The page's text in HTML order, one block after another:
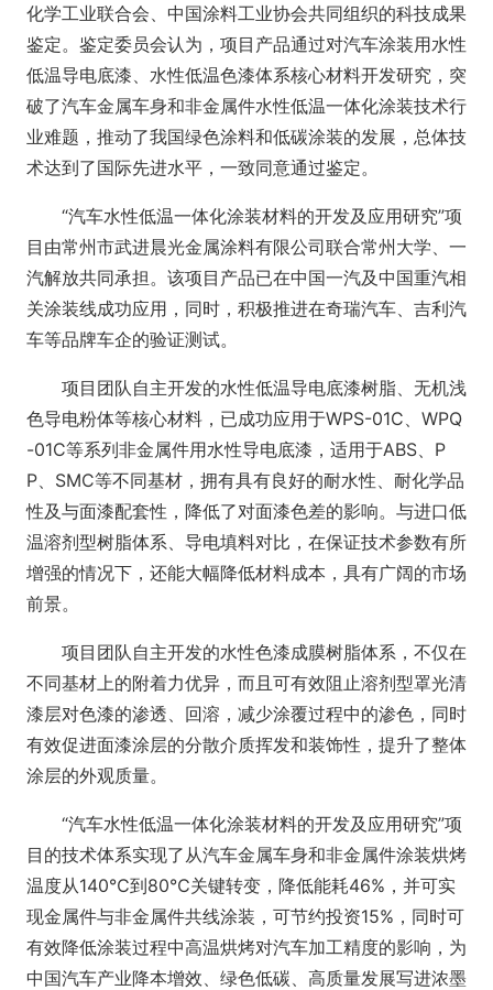
化学工业联合会、中国涂料工业协会共同组织的科技成果
鉴定。鉴定委员会认为，项目产品通过对汽车涂装用水性
低温导电底漆、水性低温色漆体系核心材料开发研究，突
破了汽车金属车身和非金属件水性低温一体化涂装技术行
业难题，推动了我国绿色涂料和低碳涂装的发展，总体技
术达到了国际先进水平，一致同意通过鉴定。
“汽车水性低温一体化涂装材料的开发及应用研究”项
目由常州市武进晨光金属涂料有限公司联合常州大学、一
汽解放共同承担。该项目产品已在中国一汽及中国重汽相
关涂装线成功应用，同时，积极推进在奇瑞汽车、吉利汽
车等品牌车企的验证测试。
项目团队自主开发的水性低温导电底漆树脂、无机浅
色导电粉体等核心材料，已成功应用于WPS-01C、WPQ
-01C等系列非金属件用水性导电底漆，适用于ABS、P
P、SMC等不同基材，拥有具有良好的耐水性、耐化学品
性及与面漆配套性，降低了对面漆色差的影响。与进口低
温溶剂型树脂体系、导电填料对比，在保证技术参数有所
增强的情况下，还能大幅降低材料成本，具有广阔的市场
前景。
项目团队自主开发的水性色漆成膜树脂体系，不仅在
不同基材上的附着力优异，而且可有效阻止溶剂型罩光清
漆层对色漆的渗透、回溶，减少涂覆过程中的渗色，同时
有效促进面漆涂层的分散介质挥发和装饰性，提升了整体
涂层的外观质量。
“汽车水性低温一体化涂装材料的开发及应用研究”项
目的技术体系实现了从汽车金属车身和非金属件涂装烘烤
温度从140℃到80℃关键转变，降低能耗46%，并可实
现金属件与非金属件共线涂装，可节约投资15%，同时可
有效降低涂装过程中高温烘烤对汽车加工精度的影响，为
中国汽车产业降本增效、绿色低碳、高质量发展写进浓墨